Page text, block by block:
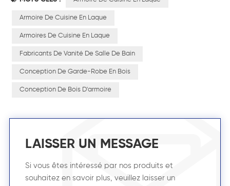
Armoire De Cuisine En Laque
Armoires De Cuisine En Laque
Fabricants De Vanité De Salle De Bain
Conception De Garde-Robe En Bois
Conception De Bois D'armoire
LAISSER UN MESSAGE
Si vous êtes intéressé par nos produits et
souhaitez en savoir plus, veuillez laisser un